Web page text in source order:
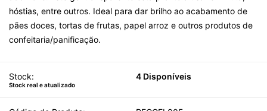
hóstias, entre outros. Ideal para dar brilho ao acabamento de
pães doces, tortas de frutas, papel arroz e outros produtos de
confeitaria/panificação.
Stock: 4 Disponíveis
Stock real e atualizado